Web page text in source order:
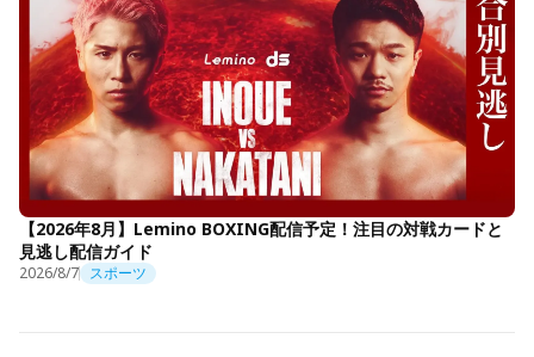
【2026年8月】Lemino BOXING配信予定！注目の対戦カードと
見逃し配信ガイド
2026/8/7 スポーツ